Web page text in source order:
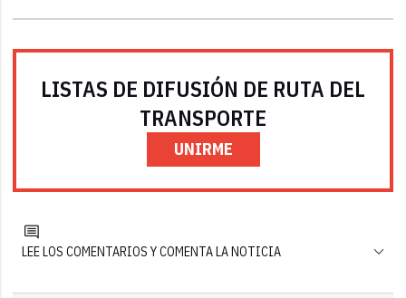
LISTAS DE DIFUSIÓN DE RUTA DEL
TRANSPORTE
UNIRME
LEE LOS COMENTARIOS Y COMENTA LA NOTICIA